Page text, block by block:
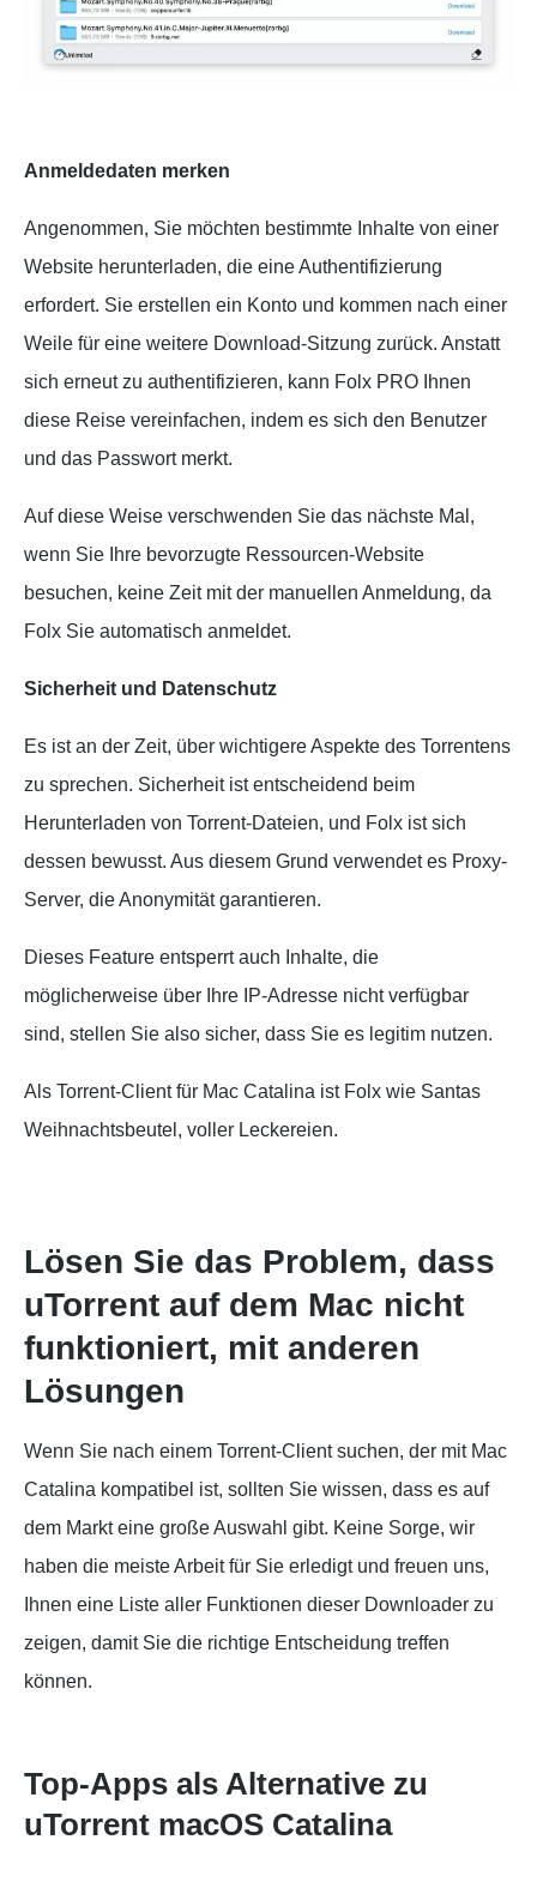
Anmeldedaten merken
Angenommen, Sie möchten bestimmte Inhalte von einer
Website herunterladen, die eine Authentifizierung
erfordert. Sie erstellen ein Konto und kommen nach einer
Weile für eine weitere Download-Sitzung zurück. Anstatt
sich erneut zu authentifizieren, kann Folx PRO Ihnen
diese Reise vereinfachen, indem es sich den Benutzer
und das Passwort merkt.
Auf diese Weise verschwenden Sie das nächste Mal,
wenn Sie Ihre bevorzugte Ressourcen-Website
besuchen, keine Zeit mit der manuellen Anmeldung, da
Folx Sie automatisch anmeldet.
Sicherheit und Datenschutz
Es ist an der Zeit, über wichtigere Aspekte des Torrentens
zu sprechen. Sicherheit ist entscheidend beim
Herunterladen von Torrent-Dateien, und Folx ist sich
dessen bewusst. Aus diesem Grund verwendet es Proxy-
Server, die Anonymität garantieren.
Dieses Feature entsperrt auch Inhalte, die
möglicherweise über Ihre IP-Adresse nicht verfügbar
sind, stellen Sie also sicher, dass Sie es legitim nutzen.
Als Torrent-Client für Mac Catalina ist Folx wie Santas
Weihnachtsbeutel, voller Leckereien.
Lösen Sie das Problem, dass
uTorrent auf dem Mac nicht
funktioniert, mit anderen
Lösungen
Wenn Sie nach einem Torrent-Client suchen, der mit Mac
Catalina kompatibel ist, sollten Sie wissen, dass es auf
dem Markt eine große Auswahl gibt. Keine Sorge, wir
haben die meiste Arbeit für Sie erledigt und freuen uns,
Ihnen eine Liste aller Funktionen dieser Downloader zu
zeigen, damit Sie die richtige Entscheidung treffen
können.
Top-Apps als Alternative zu
uTorrent macOS Catalina